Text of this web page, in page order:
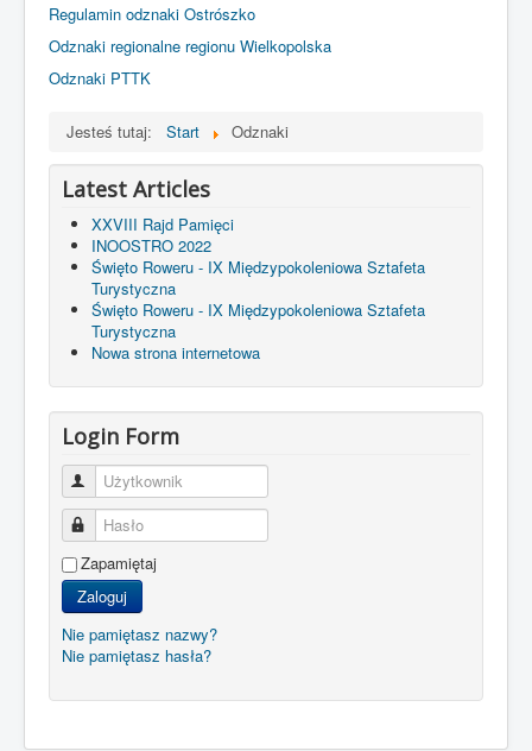
Regulamin odznaki Ostrószko
Odznaki regionalne regionu Wielkopolska
Odznaki PTTK
Jesteś tutaj: Start Odznaki
Latest Articles
XXVIII Rajd Pamięci
INOOSTRO 2022
Święto Roweru - IX Międzypokoleniowa Sztafeta
Turystyczna
Święto Roweru - IX Międzypokoleniowa Sztafeta
Turystyczna
Nowa strona internetowa
Login Form
Użytkownik
Hasło
Zapamiętaj
Zaloguj
Nie pamiętasz nazwy?
Nie pamiętasz hasła?